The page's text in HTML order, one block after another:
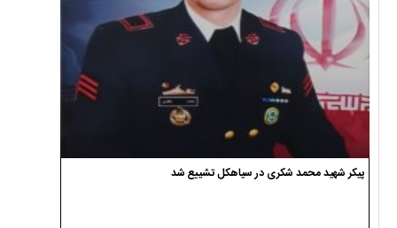
پیکر شهید محمد شکری در سیاهکل تشییع شد